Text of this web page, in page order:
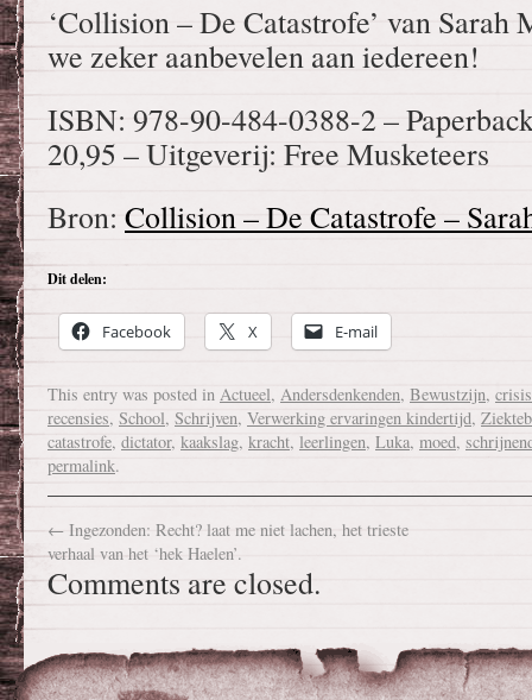
‘Collision – De Catastrofe’ van Sarah
we zeker aanbevelen aan iedereen!
ISBN: 978-90-484-0388-2 –
20,95 – Uitgeverij: Free Musketeers
Bron: Collision – De Catastrofe –
Dit delen:
Facebook X E-mail
This entry was posted in Actueel, Andersdenkenden, Bewustzijn, crisis
recensies, School, Schrijven, Verwerking ervaringen kindertijd,
catastrofe, dictator, kaakslag, kracht, leerlingen, Luka, moed,
permalink.
← Ingezonden: Recht? laat me niet lachen, het trieste
verhaal van het ‘hek Haelen’.
Comments are closed.